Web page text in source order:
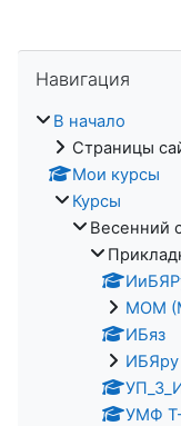
Навигация
В начало
Страницы
Мои курсы
Курсы
Весенний
MOM
ИБяз
ИБЯpy
УМФ